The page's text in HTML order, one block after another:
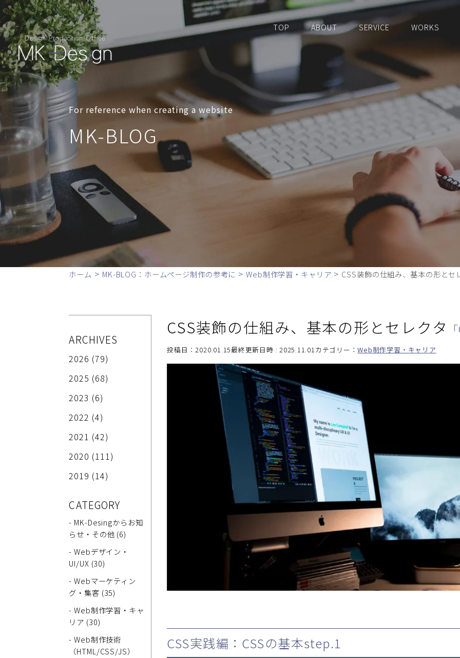
TOP ABOUT SERVICE WORKS
For reference when creating a website
MK-BLOG
ホーム > MK-BLOG：ホームページ制作の参考に >Web制作学習・キャリア > CSS装飾の仕組み、基本の形とセ
CSS装飾の仕組み、基本の形とセレクタ
投稿日：2020.01.15最終更新日時 : 2025.11.01カテゴリー：Web制作学習・キャリア
CSS実践編：CSSの基本step.1
ARCHIVES
2026 (79)
2025 (68)
2023 (6)
2022 (4)
2021 (42)
2020 (111)
2019 (14)
CATEGORY
- MK-Desingからお知
らせ・その他 (6)
- Webデザイン・
UI/UX (30)
- Webマーケティン
グ・集客 (35)
- Web制作学習・キャ
リア (30)
- Web制作技術
（HTML/CSS/JS）